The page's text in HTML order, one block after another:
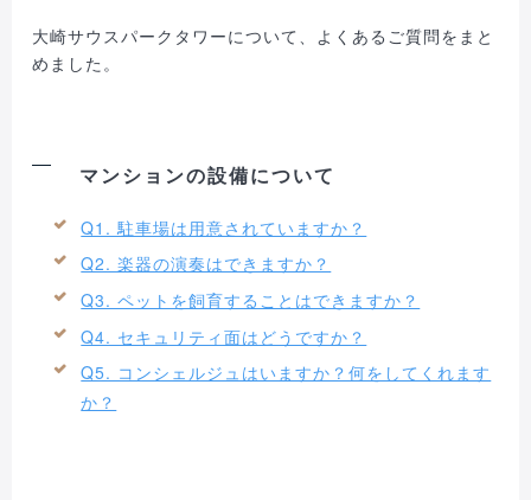
大崎サウスパークタワーについて、よくあるご質問をまと
めました。
マンションの設備について
Q1. 駐車場は用意されていますか？
Q2. 楽器の演奏はできますか？
Q3. ペットを飼育することはできますか？
Q4. セキュリティ面はどうですか？
Q5. コンシェルジュはいますか？何をしてくれます
か？